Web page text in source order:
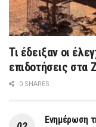
Τι έδειξαν οι
επιδοτήσεις στα
0 SHARES
Ενημέρωση